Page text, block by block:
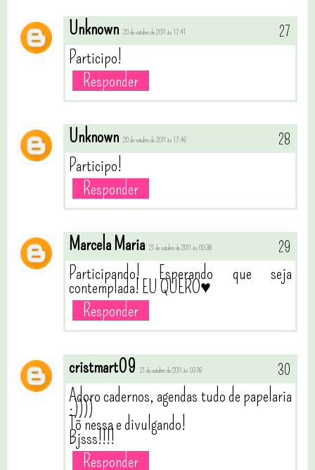
Unknown 20 de outubro de 2011 às 17:41
Participo!
Responder
Unknown 20 de outubro de 2011 às 17:46
Participo!
Responder
Marcela Maria 21 de outubro de 2011 às 00:38
Participando! Esperando que seja
contemplada! EU QUERO♥
Responder
cristmart09 21 de outubro de 2011 às 03:18
Adoro cadernos, agendas tudo de papelaria
:))))
Tõ nessa e divulgando!
Bjsss!!!!
Responder